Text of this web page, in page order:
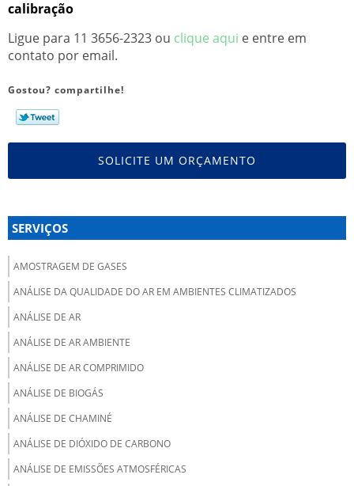
calibração
Ligue para 11 3656-2323 ou clique aqui e entre em
contato por email.
Gostou? compartilhe!
SOLICITE UM ORÇAMENTO
SERVIÇOS
AMOSTRAGEM DE GASES
ANÁLISE DA QUALIDADE DO AR EM AMBIENTES CLIMATIZADOS
ANÁLISE DE AR
ANÁLISE DE AR AMBIENTE
ANÁLISE DE AR COMPRIMIDO
ANÁLISE DE BIOGÁS
ANÁLISE DE CHAMINÉ
ANÁLISE DE DIÓXIDO DE CARBONO
ANÁLISE DE EMISSÕES ATMOSFÉRICAS